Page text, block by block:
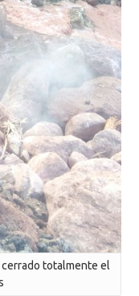
cerrado totalmente el